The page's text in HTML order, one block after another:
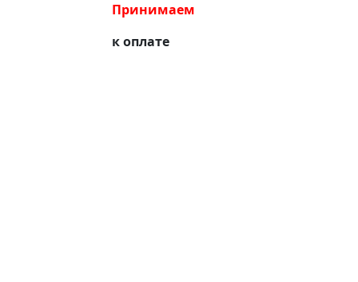
Принимаем
к оплате